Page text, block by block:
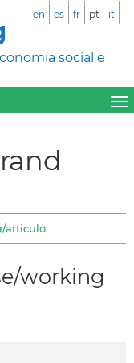
social e
en es fr pt it
articulo
working